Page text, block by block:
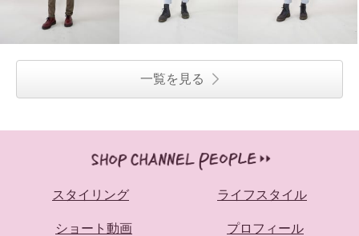
一覧を見る
スタイリング ライフスタイル
ショート動画 プロフィール